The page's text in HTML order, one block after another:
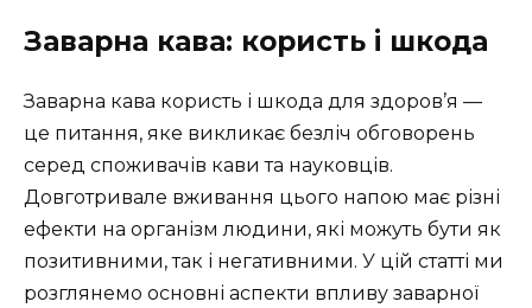
Заварна кава: користь і шкода
Заварна кава користь і шкода для здоров’я —
це питання, яке викликає безліч обговорень
серед споживачів кави та науковців.
Довготривале вживання цього напою має різні
ефекти на організм людини, які можуть бути як
позитивними, так і негативними. У цій статті ми
розглянемо основні аспекти впливу заварної